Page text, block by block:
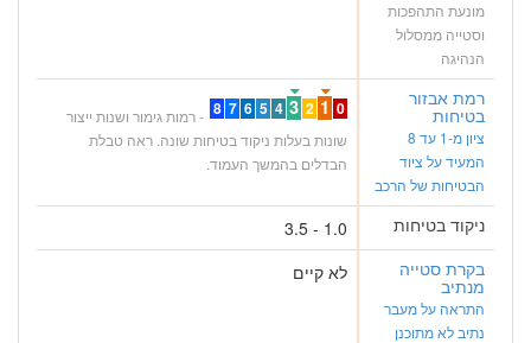
מונעת התהפכות
וסטייה ממסלול
הנהיגה
רמת אבזור
בטיחות
ציון מ-1 עד 8
המעיד על ציוד
הבטיחות של הרכב
0
1
2
3
4
5
6
7
8 - רמות גימור ושנות ייצור
שונות בעלות ניקוד בטיחות שונה. ראה טבלת
הבדלים בהמשך העמוד.
ניקוד בטיחות
1.0 - 3.5
בקרת סטייה
מנתיב
התראה על מעבר
נתיב לא מתוכנן
לא קיים